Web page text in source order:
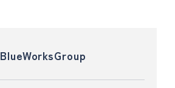
BlueWorksGroup